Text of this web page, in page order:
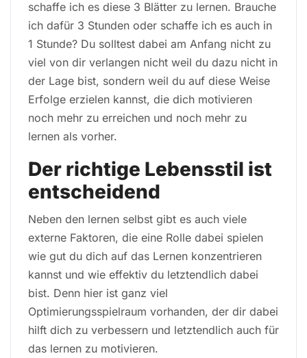
schaffe ich es diese 3 Blätter zu lernen. Brauche
ich dafür 3 Stunden oder schaffe ich es auch in
1 Stunde? Du solltest dabei am Anfang nicht zu
viel von dir verlangen nicht weil du dazu nicht in
der Lage bist, sondern weil du auf diese Weise
Erfolge erzielen kannst, die dich motivieren
noch mehr zu erreichen und noch mehr zu
lernen als vorher.
Der richtige Lebensstil ist
entscheidend
Neben den lernen selbst gibt es auch viele
externe Faktoren, die eine Rolle dabei spielen
wie gut du dich auf das Lernen konzentrieren
kannst und wie effektiv du letztendlich dabei
bist. Denn hier ist ganz viel
Optimierungsspielraum vorhanden, der dir dabei
hilft dich zu verbessern und letztendlich auch für
das lernen zu motivieren.